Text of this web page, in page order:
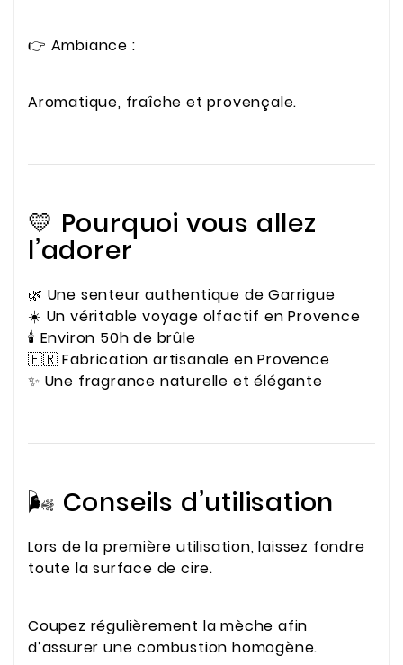
👉 Ambiance :
Aromatique, fraîche et provençale.
💛 Pourquoi vous allez
l’adorer
🌿 Une senteur authentique de Garrigue
☀️ Un véritable voyage olfactif en Provence
🕯️ Environ 50h de brûle
🇫🇷 Fabrication artisanale en Provence
✨ Une fragrance naturelle et élégante
🌬️ Conseils d’utilisation
Lors de la première utilisation, laissez fondre
toute la surface de cire.
Coupez régulièrement la mèche afin
d’assurer une combustion homogène.